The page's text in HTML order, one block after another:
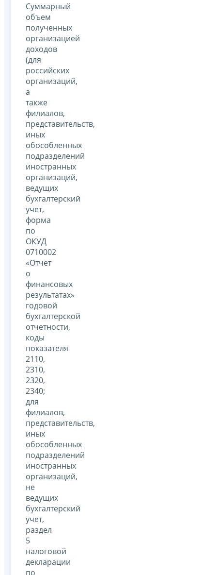
Суммарный
объем
полученных
организацией
доходов
(для
российских
организаций,
а
также
филиалов,
представительств,
иных
обособленных
подразделений
иностранных
организаций,
ведущих
бухгалтерский
учет,
форма
по
ОКУД
0710002
«Отчет
о
финансовых
результатах»
годовой
бухгалтерской
отчетности,
коды
показателя
2110,
2310,
2320,
2340;
для
филиалов,
представительств,
иных
обособленных
подразделений
иностранных
организаций,
не
ведущих
бухгалтерский
учет,
раздел
5
налоговой
декларации
по